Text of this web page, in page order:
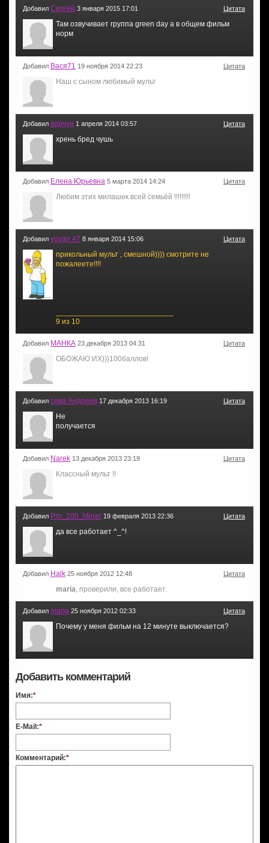
Добавил Сергей 3 января 2015 17:01 Цитата
Там озвучивает группа green day а в общем фильм
норм
Добавил Вася71 19 ноября 2014 22:23 Цитата
Наш с сыном любимый мульт
Добавил ворчун 1 апреля 2014 03:57 Цитата
хрень бред чушь
Добавил Елена Юрьевна 5 марта 2014 14:24 Цитата
Любим этих милашек всей семьёй !!!!!!!!!
Добавил vovan 47 8 января 2014 15:06 Цитата
прикольный мульт , смешной)))) смотрите не
пожалеете!!!!
9 из 10
Добавил МАНКА 23 декабря 2013 04:31 Цитата
ОБОЖАЮ ИХ)))100баллов!
Добавил ceва Андреев 17 декабря 2013 16:19 Цитата
Не
получается
Добавил Narek 13 декабря 2013 23:19 Цитата
Классный мульт !!
Добавил Pro_100_Miner 19 февраля 2013 22:36 Цитата
да все работает ^_^!
Добавил Halk 25 ноября 2012 12:48 Цитата
maria, проверили, все работает.
Добавил maria 25 ноября 2012 02:33 Цитата
Почему у меня фильм на 12 минуте выключается?
Добавить комментарий
Имя:*
E-Mail:*
Комментарий:*